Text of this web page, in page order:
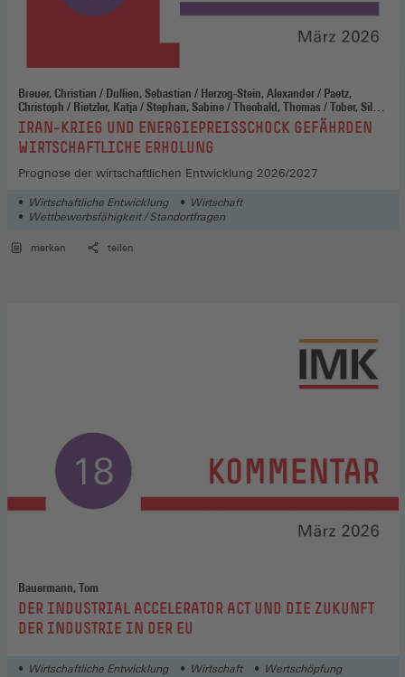
Breuer, Christian / Dullien, Sebastian / Herzog-Stein, Alexander / Paetz,
Christoph / Rietzler, Katja / Stephan, Sabine / Theobald, Thomas / Tober, Silke
/ Watzka, Sebastian
:IRAN-KRIEG UND ENERGIEPREISSCHOCK GEFÄHRDEN
WIRTSCHAFTLICHE ERHOLUNG
Prognose der wirtschaftlichen Entwicklung 2026/2027
Wirtschaftliche Entwicklung
Wirtschaft
Wettbewerbsfähigkeit / Standortfragen
merken teilen
Bauermann, Tom
:DER INDUSTRIAL ACCELERATOR ACT UND DIE ZUKUNFT
DER INDUSTRIE IN DER EU
Wirtschaftliche Entwicklung Wirtschaft Wertschöpfung